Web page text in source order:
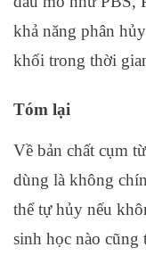
khả năng phân
khối trong thời
Tóm lại
Về bản chất cụm
dùng là không
thể tự hủy nếu
sinh học nào